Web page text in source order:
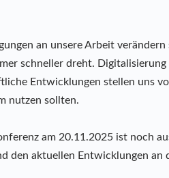
an unsere Arbeit
schneller dreht.
Entwicklungen stellen uns
nutzen sollten.
am 20.11.2025 ist noch
den aktuellen Entwicklungen an